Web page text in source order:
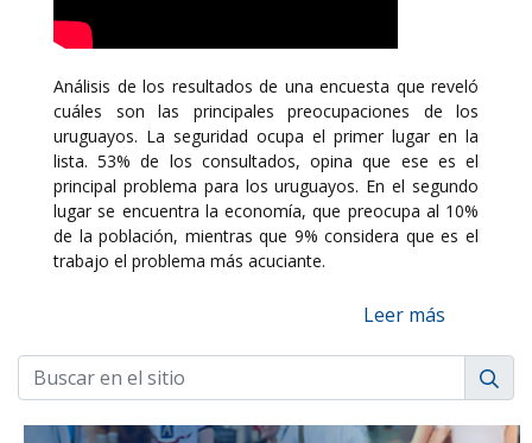
Análisis de los resultados de una encuesta que reveló
cuáles son las principales preocupaciones de los
uruguayos. La seguridad ocupa el primer lugar en la
lista. 53% de los consultados, opina que ese es el
principal problema para los uruguayos. En el segundo
lugar se encuentra la economía, que preocupa al 10%
de la población, mientras que 9% considera que es el
trabajo el problema más acuciante.
Leer más